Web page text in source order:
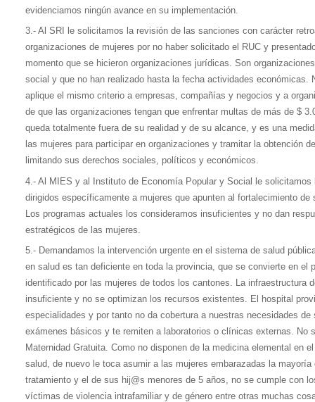
evidenciamos ningún avance en su implementación.
3.- Al SRI le solicitamos la revisión de las sanciones con carácter
organizaciones de mujeres por no haber solicitado el RUC y
momento que se hicieron organizaciones jurídicas. Son
social y que no han realizado hasta la fecha actividades económicas.
aplique el mismo criterio a empresas, compañías y negocios y a
de que las organizaciones tengan que enfrentar multas de más de $
queda totalmente fuera de su realidad y de su alcance, y es una
las mujeres para participar en organizaciones y tramitar la obtención
limitando sus derechos sociales, políticos y económicos.
4.- Al MIES y al Instituto de Economía Popular y Social le solicitamos
dirigidos específicamente a mujeres que apunten al fortalecimiento
Los programas actuales los consideramos insuficientes y no dan
estratégicos de las mujeres.
5.- Demandamos la intervención urgente en el sistema de salud
en salud es tan deficiente en toda la provincia, que se convierte en el
identificado por las mujeres de todos los cantones. La infraestructura
insuficiente y no se optimizan los recursos existentes. El hospital
especialidades y por tanto no da cobertura a nuestras necesidades de
exámenes básicos y te remiten a laboratorios o clínicas externas. No
Maternidad Gratuita. Como no disponen de la medicina elemental en
salud, de nuevo le toca asumir a las mujeres embarazadas la
tratamiento y el de sus hij@s menores de 5 años, no se cumple con
víctimas de violencia intrafamiliar y de género entre otras muchas